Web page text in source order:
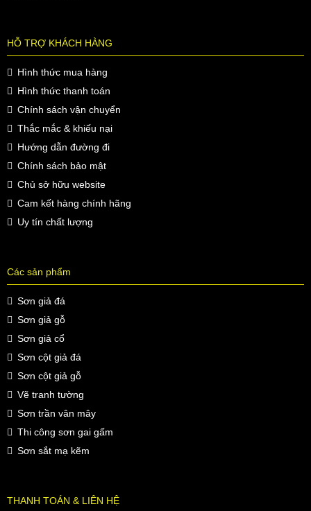
HỖ TRỢ KHÁCH HÀNG
Hình thức mua hàng
Hình thức thanh toán
Chính sách vận chuyển
Thắc mắc & khiếu nại
Hướng dẫn đường đi
Chính sách bảo mật
Chủ sở hữu website
Cam kết hàng chính hãng
Uy tín chất lượng
Các sản phẩm
Sơn giả đá
Sơn giả gỗ
Sơn giả cổ
Sơn cột giả đá
Sơn cột giả gỗ
Vẽ tranh tường
Sơn trần vân mây
Thi công sơn gai gấm
Sơn sắt mạ kẽm
THANH TOÁN & LIÊN HỆ